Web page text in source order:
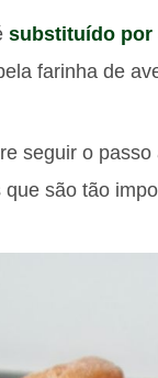
substituído por
farinha de
seguir o
são tão